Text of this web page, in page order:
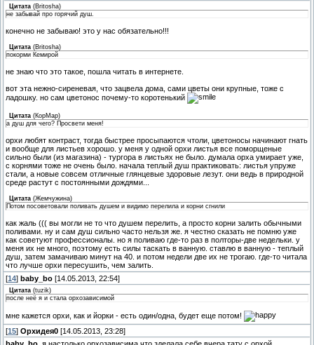
Цитата (Britosha)
не забывай про горячий душ.
конечно не забываю! это у нас обязательно!!!
Цитата (Britosha)
покорми Кемирой
не знаю что это такое, пошла читать в интернете.
вот эта нежно-сиреневая, что зацвела дома, сами цветы они крупные, тоже с
ладошку. но сам цветонос почему-то коротенький
Цитата (КорМар)
а душ для чего? Просвети меня!
орхи любят контраст, тогда быстрее просыпаются чтоли, цветоносы начинают гнать
и вообще для листьев хорошо. у меня у одной орхи листья все поморщеные
сильно были (из магазина) - тургора в листьях не было. думала орха умирает уже,
с корнями тоже не очень было. начала теплый душ практиковать: листья упруже
стали, а новые совсем отличные глянцевые здоровые лезут. они ведь в природной
среде растут с постоянными дождями...
Цитата (Жемчужина)
Потом посоветовали поливать душем и видимо перелила и корни сгнили
как жаль ((( вы могли не то что душем перелить, а просто корни залить обычными
поливами. ну и сам душ сильно часто нельзя же. я честно сказать не помню уже
как советуют профессионалы. но я поливаю где-то раз в полторы-две недельки. у
меня их не много, поэтому есть силы таскать в ванную. ставлю в ванную - теплый
душ, затем замачиваю минут на 40. и потом недели две их не трогаю. где-то читала
что лучше орхи пересушить, чем залить.
[14] baby_bo [14.05.2013, 22:54]
Цитата (tuzik)
после неё я и стала орхозависимой
мне кажется орхи, как и йорки - есть один/одна, будет еще потом!
[15] Орхидея0 [14.05.2013, 23:28]